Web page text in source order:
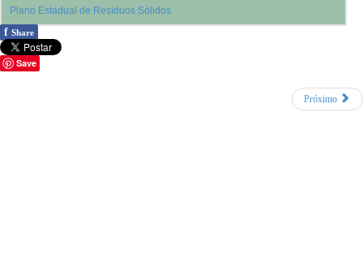
Plano Estadual de Resíduos Sólidos
f Share
Save
Próximo